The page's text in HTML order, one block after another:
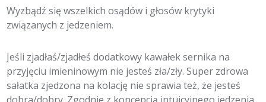
Wyzbądź się wszelkich osądów i głosów krytyki
związanych z jedzeniem.
Jeśli zjadłaś/zjadłeś dodatkowy kawałek sernika na
przyjęciu imieninowym nie jesteś zła/zły. Super zdrowa
sałatka zjedzona na kolację nie sprawia też, że jesteś